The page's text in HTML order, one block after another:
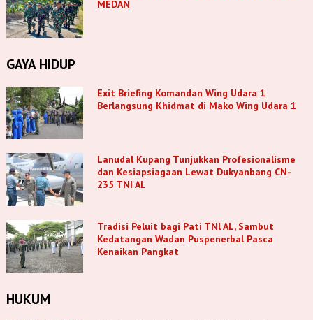
MEDAN
GAYA HIDUP
Exit Briefing Komandan Wing Udara 1
Berlangsung Khidmat di Mako Wing Udara 1
Lanudal Kupang Tunjukkan Profesionalisme
dan Kesiapsiagaan Lewat Dukyanbang CN-
235 TNI AL
Tradisi Peluit bagi Pati TNl AL, Sambut
Kedatangan Wadan Puspenerbal Pasca
Kenaikan Pangkat
HUKUM